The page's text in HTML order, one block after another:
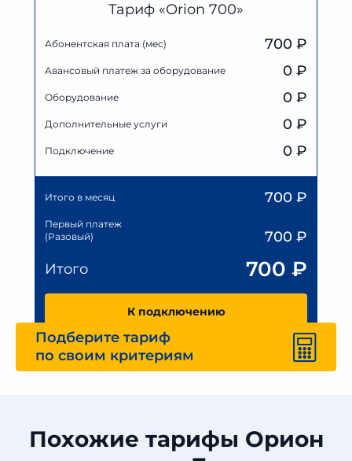
Тариф «Orion 700»
Абонентская плата (мес) 700 ₽
Авансовый платеж за оборудование 0 ₽
Оборудование 0 ₽
Дополнительные услуги 0 ₽
Подключение 0 ₽
Итого в месяц 700 ₽
Первый платеж
(Разовый)
700 ₽
Итого
700 ₽
К подключению
Подберите тариф
по своим критериям
Похожие тарифы Орион